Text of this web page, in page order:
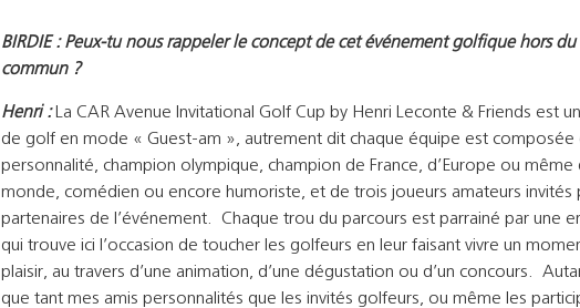
BIRDIE : Peux-tu nous rappeler le concept de cet événement golfique hors du
commun ?
Henri :La CAR Avenue Invitational Golf Cup by Henri Leconte & Friends est
de golf en mode « Guest-am », autrement dit chaque équipe est composée
personnalité, champion olympique, champion de France, d’Europe ou même
monde, comédien ou encore humoriste, et de trois joueurs amateurs invités
partenaires de l’événement. Chaque trou du parcours est parrainé par une
qui trouve ici l’occasion de toucher les golfeurs en leur faisant vivre un
plaisir, au travers d’une animation, d’une dégustation ou d’un concours.
que tant mes amis personnalités que les invités golfeurs, ou même les